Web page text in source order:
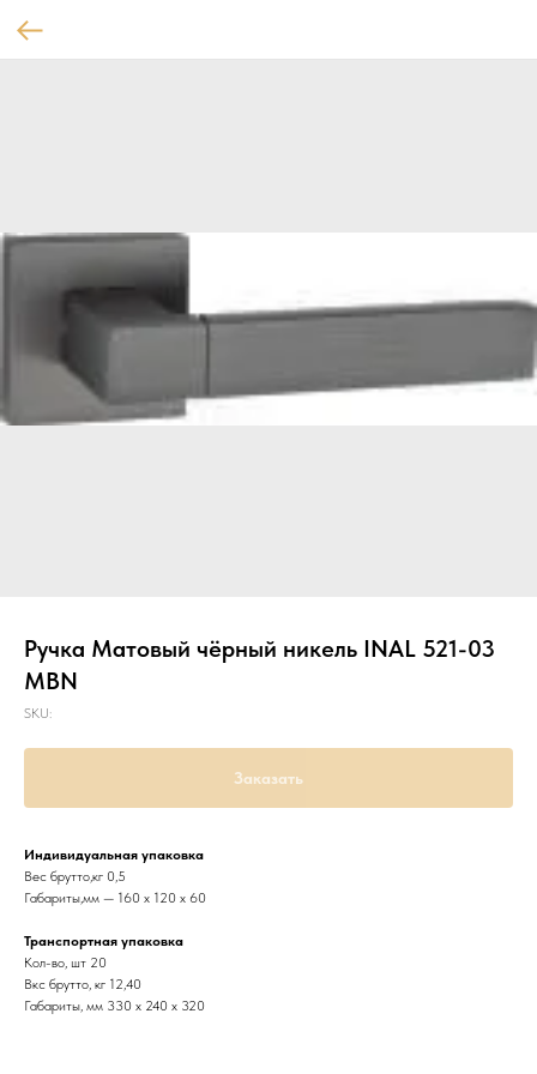
Ручка Матовый чёрный никель INAL 521-03
MBN
SKU:
Заказать
Индивидуальная упаковка
Вес брутто,кг 0,5
Габариты,мм — 160 х 120 х 60
Транспортная упаковка
Кол-во, шт 20
Вкс брутто, кг 12,40
Габариты, мм 330 х 240 х 320